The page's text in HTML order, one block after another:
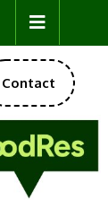
Contact
NOW